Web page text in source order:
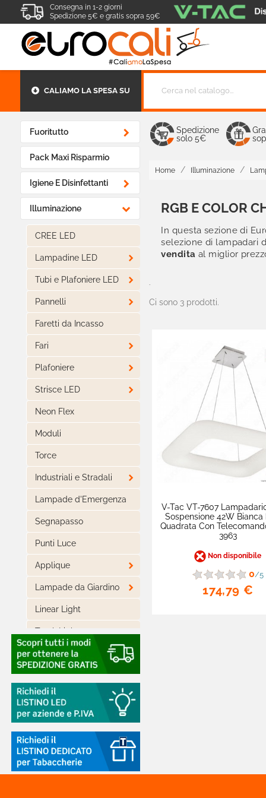
Consegna in 1-2 giorni
Spedizione 5€ e gratis sopra 59€
CALIAMO LA SPESA SU
Fuoritutto 
Pack Maxi Risparmio
Igiene E Disinfettanti 
Illuminazione 
CREE LED
Lampadine LED 
Tubi e Plafoniere LED 
Pannelli 
Faretti da Incasso
Fari 
Plafoniere 
Strisce LED 
Neon Flex
Moduli
Torce
Industriali e Stradali 
Lampade d'Emergenza
Segnapasso
Punti Luce
Applique 
Lampade da Giardino 
Linear Light
Track Lights
Track Lights Magnetiche
Lampade LED 
Piantane
Casa Intelligente
Arredo LED Componibile

Smart Light
Spedizione
solo 5€
Home Illuminazione
RGB E COLOR
In questa sezione di
selezione di lampadari
vendita al miglior
-
Ci sono 3 prodotti.
V-Tac VT-7607
Sospensione 42W Bianca
Quadrata Con
3963
Non disponibile
0/5
174,79 €